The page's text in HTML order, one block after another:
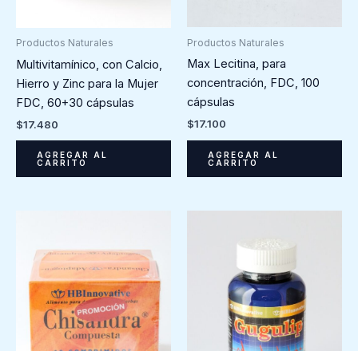
Productos Naturales
Multivitamínico, con Calcio,
Hierro y Zinc para la Mujer
FDC, 60+30 cápsulas
$17.480
AGREGAR AL
CARRITO
Productos Naturales
Max Lecitina, para
concentración, FDC, 100
cápsulas
$17.100
AGREGAR AL
CARRITO